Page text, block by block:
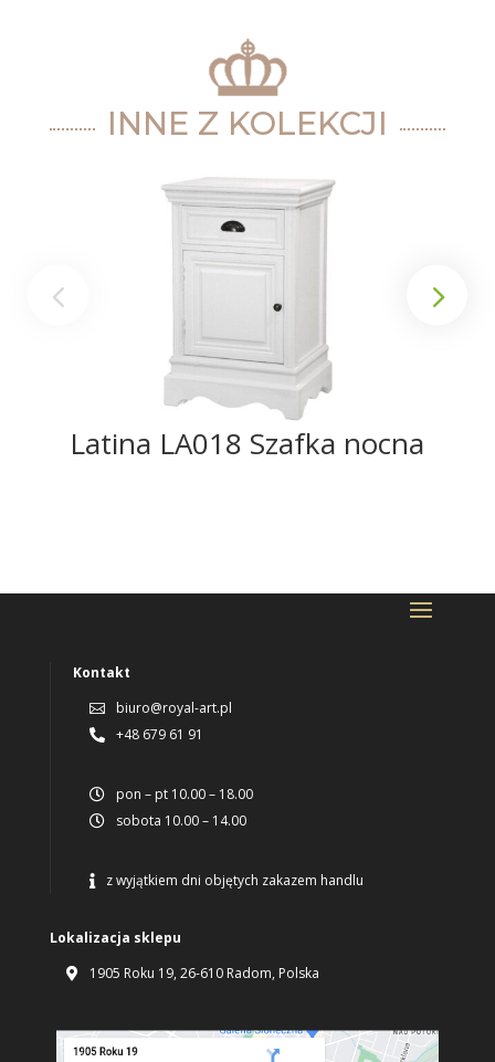
INNE Z KOLEKCJI
Latina LA018 Szafka nocna
Kontakt
 biuro@royal-art.pl
 +48 679 61 91
 pon – pt 10.00 – 18.00
 sobota 10.00 – 14.00
 z wyjątkiem dni objętych zakazem handlu
Lokalizacja sklepu
 1905 Roku 19, 26-610 Radom, Polska